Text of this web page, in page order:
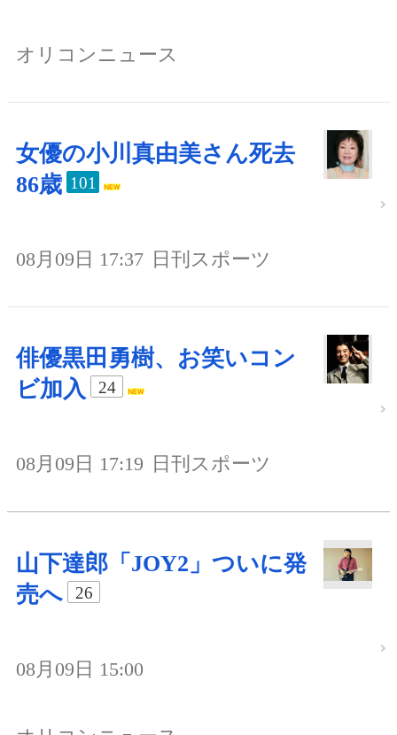
オリコンニュース
女優の小川真由美さん死去
86歳 101
08月09日 17:37 日刊スポーツ
俳優黒田勇樹、お笑いコン
ビ加入
24
08月09日 17:19 日刊スポーツ
山下達郎「JOY2」ついに発
売へ
26
08月09日 15:00